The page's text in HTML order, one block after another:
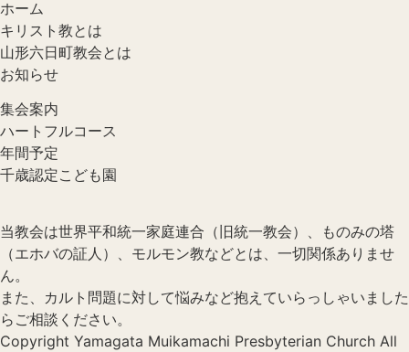
ホーム
キリスト教とは
山形六日町教会とは
お知らせ
集会案内
ハートフルコース
年間予定
千歳認定こども園
当教会は世界平和統一家庭連合（旧統一教会）、ものみの塔
（エホバの証人）、モルモン教などとは、一切関係ありませ
ん。
また、カルト問題に対して悩みなど抱えていらっしゃいました
らご相談ください。
Copyright Yamagata Muikamachi Presbyterian Church All